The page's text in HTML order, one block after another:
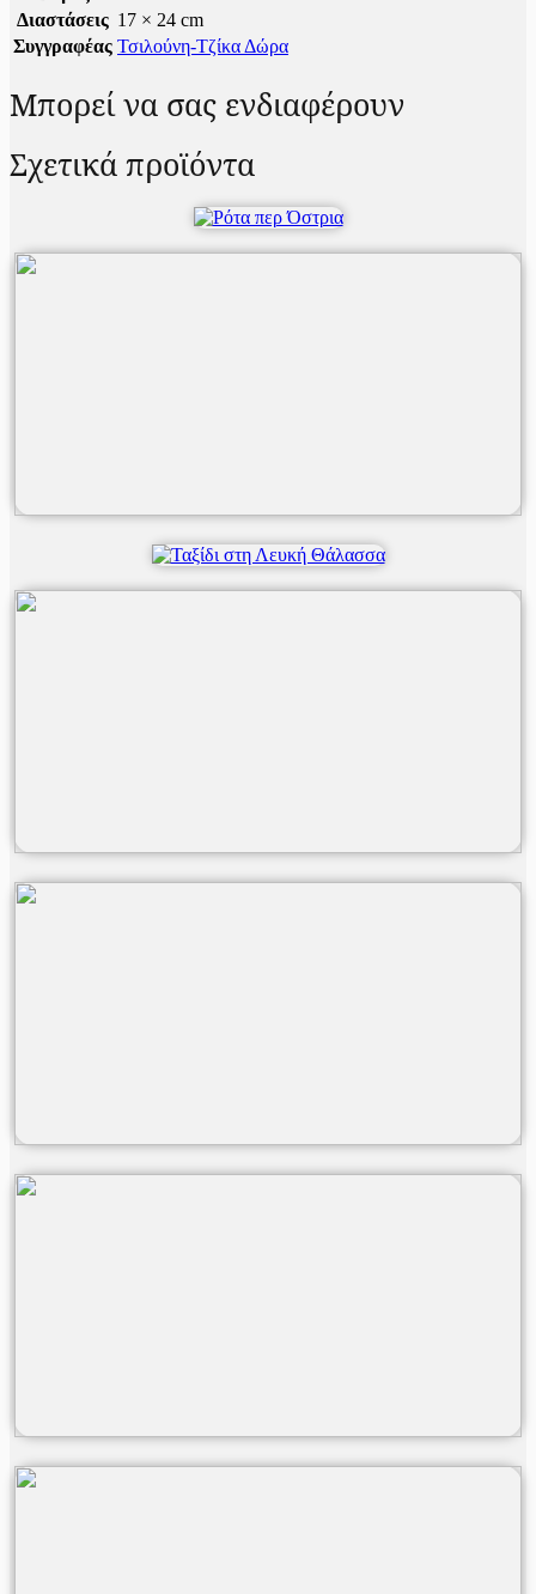
Διαστάσεις 17 × 24 cm
Συγγραφέας Τσιλούνη-Τζίκα Δώρα
Μπορεί να σας ενδιαφέρουν
Σχετικά προϊόντα